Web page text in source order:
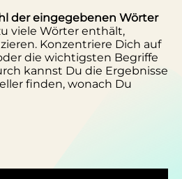
der eingegebenen Wörter
viele Wörter enthält,
Konzentriere Dich auf
die wichtigsten Begriffe
kannst Du die Ergebnisse
finden, wonach Du